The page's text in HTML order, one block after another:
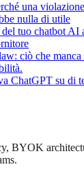
una
nulla di utile
tuo chatbot AI
ciò che manca
ChatGPT su di
BYOK